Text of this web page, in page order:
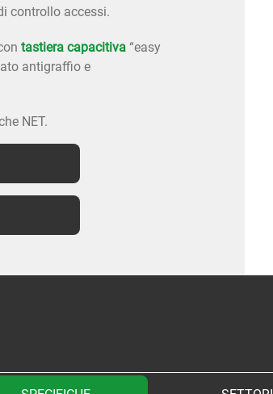
controllo accessi.
tastiera capacitiva “easy
antigraffio e
NET.